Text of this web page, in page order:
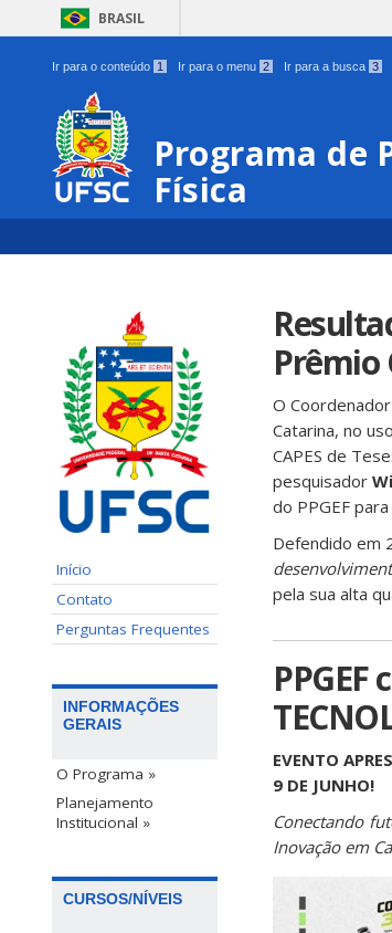
BRASIL
Ir para o conteúdo 1 Ir para o menu 2 Ir para a busca 3
Programa de
Física
Início
Contato
Perguntas Frequentes
INFORMAÇÕES
GERAIS
O Programa »
Planejamento
Institucional »
CURSOS/NÍVEIS
Prêmio
O
Catarina, no
CAPES de
pesquisador
do PPGEF
Defendido em
pela sua alta
PPGEF
EVENTO
9 DE JUNHO!
Conectando
Inovação em